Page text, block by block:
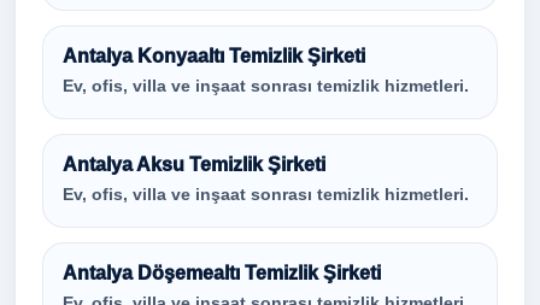
Antalya Konyaaltı Temizlik Şirketi
Ev, ofis, villa ve inşaat sonrası temizlik hizmetleri.
Antalya Aksu Temizlik Şirketi
Ev, ofis, villa ve inşaat sonrası temizlik hizmetleri.
Antalya Döşemealtı Temizlik Şirketi